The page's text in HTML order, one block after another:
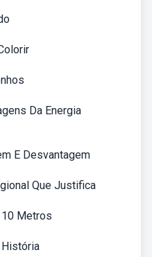
Da Energia
E Desvantagem
Que Justifica
10 Metros
História